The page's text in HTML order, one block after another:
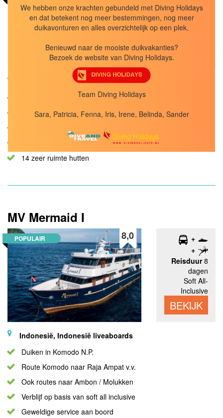
Reisduur
dagen
BEKIJK
Indonesië, Indonesië liveaboards
Ruime stalen boot
Diverse schitterende routes
14 zeer ruimte hutten
MV Mermaid I
POPULAIR 8,0
Reisduur8
dagen
Soft All-
Inclusive
BEKIJK
Indonesië, Indonesië liveaboards
Duiken in Komodo N.P.
Route Komodo naar Raja Ampat v.v.
Ook routes naar Ambon / Molukken
Verblijf op basis van soft all inclusive
Geweldige service aan boord
We hebben onze krachten gebundeld met Diving Holidays
en dat betekent nog meer bestemmingen, nog meer
duikavonturen en alles overzichtelijk op een plek.
Benieuwd naar de mooiste duikvakanties?
Bezoek de website van Diving Holidays.
Team Diving Holidays
Sara, Patricia, Fenna, Iris, Irene, Belinda, Sander